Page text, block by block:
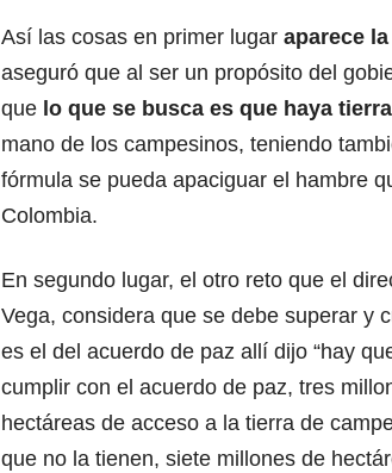
Así las cosas en primer lugar aparece
aseguró que al ser un propósito del
que lo que se busca es que haya
mano de los campesinos, teniendo
fórmula se pueda apaciguar el hambre
Colombia.
En segundo lugar, el otro reto que el
Vega, considera que se debe superar y
es el del acuerdo de paz allí dijo “hay
cumplir con el acuerdo de paz, tres
hectáreas de acceso a la tierra de
que no la tienen, siete millones de